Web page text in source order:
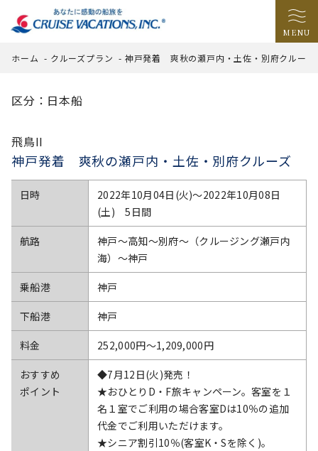
MENU
ホーム - クルーズプラン - 神戸発着 爽秋の瀬戸内・土佐・別府クルーズ
区分：日本船
飛鳥II
神戸発着 爽秋の瀬戸内・土佐・別府クルーズ
日時
2022年10月04日(火)〜2022年10月08日
(土) 5日間
航路
神戸～高知～別府～（クルージング瀬戸内
海）～神戸
乗船港 神戸
下船港 神戸
料金 252,000円〜1,209,000円
おすすめ
ポイント
◆7月12日(火)発売！
★おひとりD・F旅キャンペーン。客室を１
名１室でご利用の場合客室Dは10％の追加
代金でご利用いただけます。
★シニア割引10％(客室K・Sを除く)。